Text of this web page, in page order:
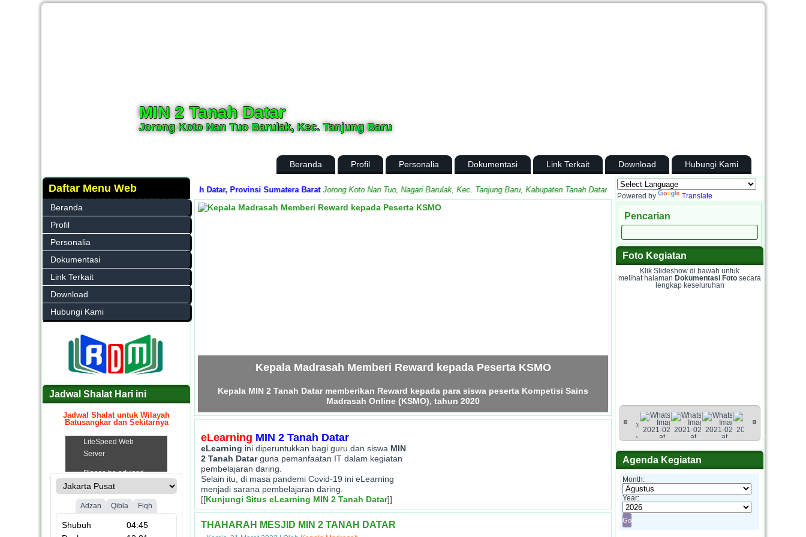
MIN 2 Tanah Datar
Jorong Koto Nan Tuo Barulak, Kec. Tanjung Baru
Beranda Profil Personalia Dokumentasi Link Terkait Download Hubungi Kami
Daftar Menu Web
Beranda
Profil
Personalia
Dokumentasi
Link Terkait
Download
Hubungi Kami
Jadwal Shalat Hari ini
Jadwal Shalat untuk Wilayah
Batusangkar dan Sekitarnya
Negeri (MIN) 2 Tanah Datar, Kabupaten Tanah Datar, Provinsi Sumatera Barat Jorong Koto Nan Tuo, Nagari Barulak, Kec. Tanjung Baru, Kabupaten Tanah Datar
Kepala Madrasah Memberi Reward kepada Peserta KSMO
Kepala MIN 2 Tanah Datar memberikan Reward kepada para siswa peserta Kompetisi Sains
Madrasah Online (KSMO), tahun 2020
eLearning MIN 2 Tanah Datar
eLearning ini diperuntukkan bagi guru dan siswa MIN
2 Tanah Datarguna pemanfaatan IT dalam kegiatan
pembelajaran daring.
Selain itu, di masa pandemi Covid-19 ini eLearning
menjadi sarana pembelajaran daring.
[[Kunjungi Situs eLearning MIN 2 Tanah Datar]]
THAHARAH MESJID MIN 2 TANAH DATAR
Powered by Translate
Pencarian
Foto Kegiatan
Klik Slideshow di bawah untuk
melihat halaman Dokumentasi Foto secara
lengkap keseluruhan
Agenda Kegiatan
Month:
Year: